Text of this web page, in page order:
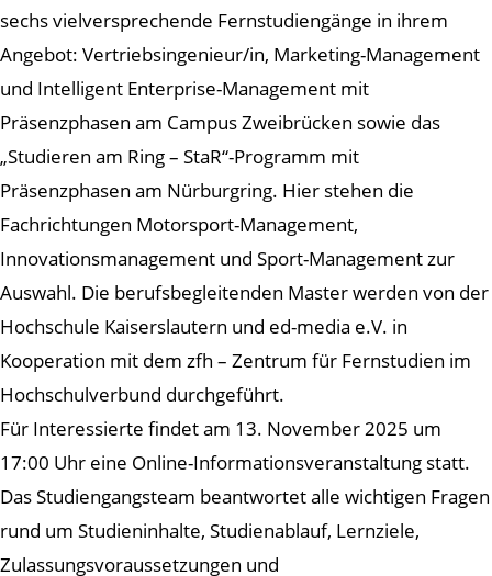
sechs vielversprechende Fernstudiengänge in ihrem
Angebot: Vertriebsingenieur/in, Marketing-Management
und Intelligent Enterprise-Management mit
Präsenzphasen am Campus Zweibrücken sowie das
„Studieren am Ring – StaR“-Programm mit
Präsenzphasen am Nürburgring. Hier stehen die
Fachrichtungen Motorsport-Management,
Innovationsmanagement und Sport-Management zur
Auswahl. Die berufsbegleitenden Master werden von der
Hochschule Kaiserslautern und ed-media e.V. in
Kooperation mit dem zfh – Zentrum für Fernstudien im
Hochschulverbund durchgeführt.
Für Interessierte findet am 13. November 2025 um
17:00 Uhr eine Online-Informationsveranstaltung statt.
Das Studiengangsteam beantwortet alle wichtigen Fragen
rund um Studieninhalte, Studienablauf, Lernziele,
Zulassungsvoraussetzungen und